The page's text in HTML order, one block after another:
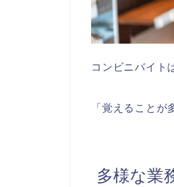
コンビニバイト
「覚えること
多様な業